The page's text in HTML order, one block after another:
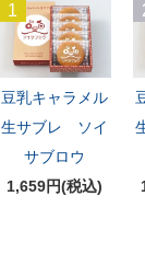
1
豆乳キャラメル
生サブレ ソイ
サブロウ
1,659円(税込)